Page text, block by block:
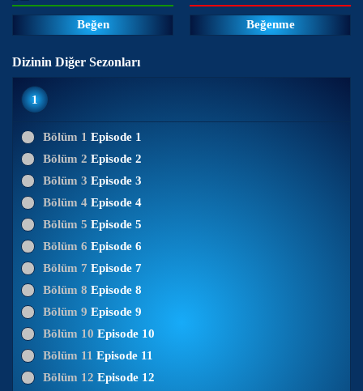
Beğen Beğenme
Dizinin Diğer Sezonları
1
Bölüm 1 Episode 1
Bölüm 2 Episode 2
Bölüm 3 Episode 3
Bölüm 4 Episode 4
Bölüm 5 Episode 5
Bölüm 6 Episode 6
Bölüm 7 Episode 7
Bölüm 8 Episode 8
Bölüm 9 Episode 9
Bölüm 10 Episode 10
Bölüm 11 Episode 11
Bölüm 12 Episode 12